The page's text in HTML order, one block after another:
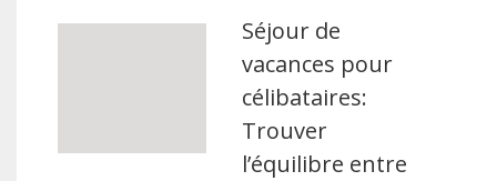
Séjour de
vacances pour
célibataires:
Trouver
l’équilibre entre